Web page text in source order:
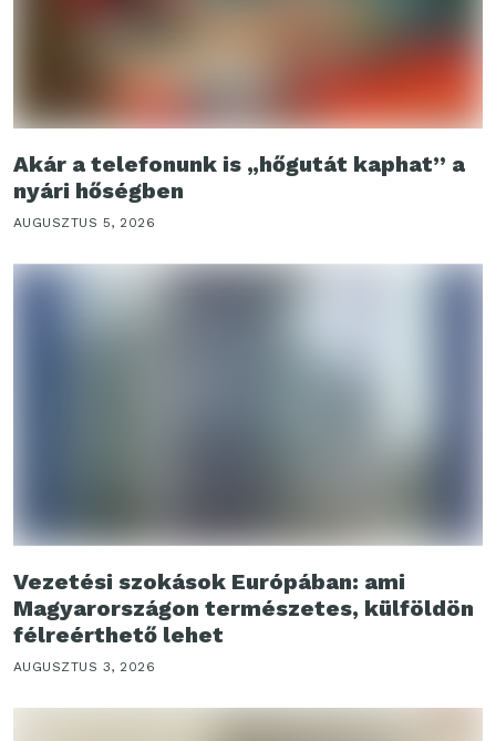
Akár a telefonunk is „hőgutát kaphat” a
nyári hőségben
AUGUSZTUS 5, 2026
Vezetési szokások Európában: ami
Magyarországon természetes, külföldön
félreérthető lehet
AUGUSZTUS 3, 2026